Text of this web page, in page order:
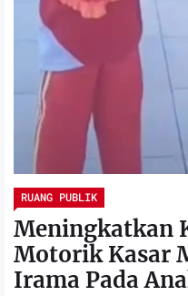
RUANG PUBLIK
Meningkatkan
Motorik Kasar
Irama Pada